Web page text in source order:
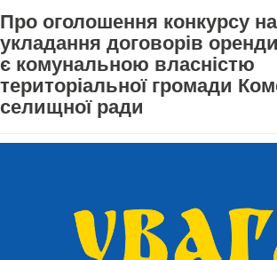
Про оголошення конкурсу
укладання договорів
є комунальною власністю
територіальної громади
селищної ради